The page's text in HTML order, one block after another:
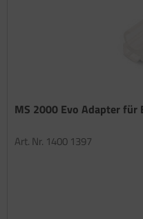
MS 2000 Evo Adapter
Art. Nr. 1400 1397